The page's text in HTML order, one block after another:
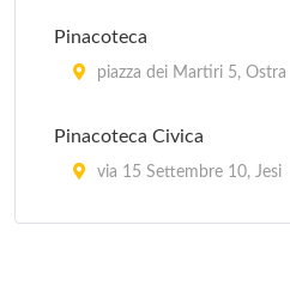
via Pizzecolli , Ancona
Pinacoteca
piazza dei Martiri 5, Ostra
Pinacoteca Civica
via 15 Settembre 10, Jesi